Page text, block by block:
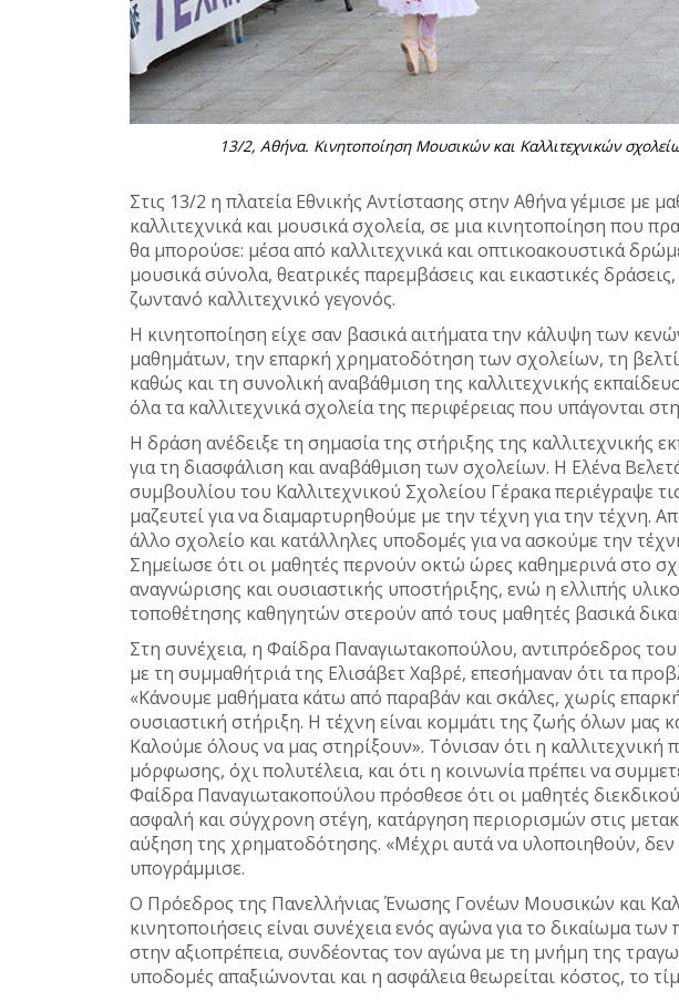
13/2, Αθήνα. Κινητοποίηση Μουσικών και Καλλιτεχνικών
Στις 13/2 η πλατεία Εθνικής Αντίστασης στην Αθήνα γέμισε με
καλλιτεχνικά και μουσικά σχολεία, σε μια κινητοποίηση που
θα μπορούσε: μέσα από καλλιτεχνικά και οπτικοακουστικά
μουσικά σύνολα, θεατρικές παρεμβάσεις και εικαστικές
ζωντανό καλλιτεχνικό γεγονός.
Η κινητοποίηση είχε σαν βασικά αιτήματα την κάλυψη των
μαθημάτων, την επαρκή χρηματοδότηση των σχολείων, τη
καθώς και τη συνολική αναβάθμιση της καλλιτεχνικής
όλα τα καλλιτεχνικά σχολεία της περιφέρειας που υπάγονται
Η δράση ανέδειξε τη σημασία της στήριξης της καλλιτεχνικής
για τη διασφάλιση και αναβάθμιση των σχολείων. Η Ελένα
συμβουλίου του Καλλιτεχνικού Σχολείου Γέρακα περιέγραψε
μαζευτεί για να διαμαρτυρηθούμε με την τέχνη για την τέχνη.
άλλο σχολείο και κατάλληλες υποδομές για να ασκούμε την
Σημείωσε ότι οι μαθητές περνούν οκτώ ώρες καθημερινά στο
αναγνώρισης και ουσιαστικής υποστήριξης, ενώ η ελλιπής
τοποθέτησης καθηγητών στερούν από τους μαθητές βασικά
Στη συνέχεια, η Φαίδρα Παναγιωτακοπούλου, αντιπρόεδρος
με τη συμμαθήτριά της Ελισάβετ Χαβρέ, επεσήμαναν ότι τα
«Κάνουμε μαθήματα κάτω από παραβάν και σκάλες, χωρίς
ουσιαστική στήριξη. Η τέχνη είναι κομμάτι της ζωής όλων μας
Καλούμε όλους να μας στηρίξουν». Τόνισαν ότι η καλλιτεχνική
μόρφωσης, όχι πολυτέλεια, και ότι η κοινωνία πρέπει να
Φαίδρα Παναγιωτακοπούλου πρόσθεσε ότι οι μαθητές
ασφαλή και σύγχρονη στέγη, κατάργηση περιορισμών στις
αύξηση της χρηματοδότησης. «Μέχρι αυτά να υλοποιηθούν,
υπογράμμισε.
Ο Πρόεδρος της Πανελλήνιας Ένωσης Γονέων Μουσικών και
κινητοποιήσεις είναι συνέχεια ενός αγώνα για το δικαίωμα
στην αξιοπρέπεια, συνδέοντας τον αγώνα με τη μνήμη της
υποδομές απαξιώνονται και η ασφάλεια θεωρείται κόστος, το